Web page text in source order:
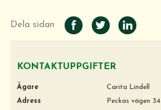
Dela sidan
KONTAKTUPPGIFTER
Ägare
Carita Lindell
Adress
Peckas vägen 34